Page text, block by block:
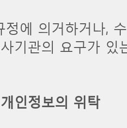
정에 의거하거나,
기관의 요구가 있
인정보의 위탁